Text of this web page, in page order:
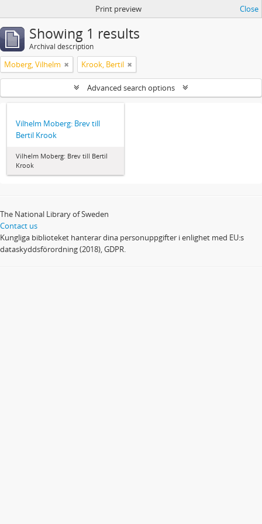
Print preview Close
Showing 1 results
Archival description
Moberg, Vilhelm Krook, Bertil
Advanced search options
Vilhelm Moberg: Brev till
Bertil Krook
Vilhelm Moberg: Brev till Bertil
Krook
The National Library of Sweden
Contact us
Kungliga biblioteket hanterar dina personuppgifter i enlighet med EU:s
dataskyddsförordning (2018), GDPR.